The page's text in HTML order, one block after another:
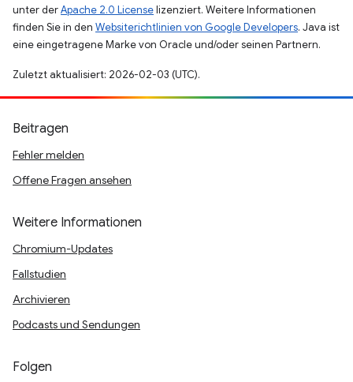
unter derApache 2.0 Licenselizenziert. Weitere Informationen
finden Sie in den Websiterichtlinien von Google Developers. Java ist
eine eingetragene Marke von Oracle und/oder seinen Partnern.
Zuletzt aktualisiert: 2026-02-03 (UTC).
Beitragen
Fehler melden
Offene Fragen ansehen
Weitere Informationen
Chromium-Updates
Fallstudien
Archivieren
Podcasts und Sendungen
Folgen